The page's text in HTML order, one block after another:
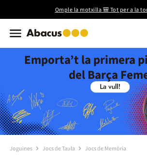
Omple la motxilla 🎒 Tot per a la
Emporta’t la primera
del Barça
Joguines Jocs de Taula Jocs de Memòria